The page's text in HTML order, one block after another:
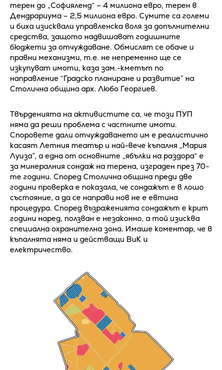
терен до „Софияленд“ – 4 милиона евро, терен в
Дендрариума – 2,5 милиона евро. Сумите са големи
и биха изисквали управленска воля за допълнителни
средства, защото надвишават годишните
бюджети за отчуждаване. Обмислят се обаче и
правни механизми, т.е. не непременно ще се
изкупуват имоти, каза зам.-кметът по
направление “Градско планиране и развитие” на
Столична община арх. Любо Георгиев.
Твърденията на активистите са, че този ПУП
няма да реши проблема с частните имоти.
Споровете дали отчуждаването им е реалистично
касаят Летния театър и най-вече къпалня „Мария
Луиза”, а една от основните „ябълки на раздора“ е
за минералния сондаж на терена, изграден през 70-
те години. Според Столична община преди две
години проверка е показала, че сондажът е в лошо
състояние, а да се направи нов не е евтина
процедура. Според възраженията сондажът е крит
години наред, ползван е незаконно, а той изисква
специална охранителна зона. Имаше коментар, че в
къпалнята няма и действащи ВиК и
електричество.